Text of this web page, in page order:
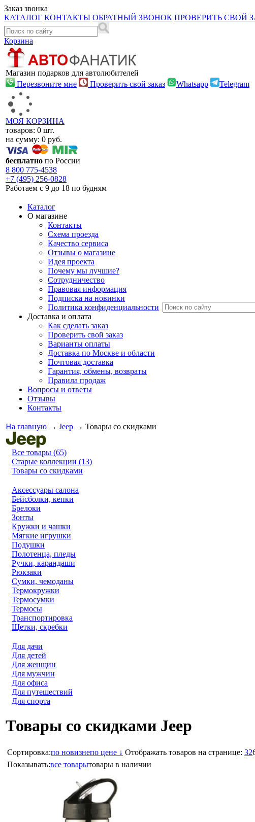
Заказ звонка
КАТАЛОГ КОНТАКТЫ ОБРАТНЫЙ ЗВОНОК ПРОВЕРИТЬ СВОЙ
Корзина
Магазин подарков для автолюбителей
Перезвоните мне
Проверить свой заказ Whatsapp Telegram
МОЯ КОРЗИНА
товаров: 0 шт.
на сумму: 0 руб.
бесплатно по России
8 800 775-4538
+7 (495) 256-0828
Работаем с 9 до 18 по будням
Каталог
О магазине
Контакты
Схема проезда
Качество сервиса
Отзывы о магазине
Идея проекта
Почему мы лучшие?
Сотрудничество
Правовая информация
Подписка на новинки
Политика конфиденциальности
Доставка и оплата
Как сделать заказ
Проверить свой заказ
Варианты оплаты
Доставка по Москве и области
Почтовая доставка
Гарантия, обмены, возвраты
Правила продаж
Вопросы и ответы
Отзывы
Контакты
На главную → Jeep → Товары со скидками
Все товары (65)
Старые коллекции (13)
Товары со скидками
Аксессуары салона
Бейсболки, кепки
Брелоки
Зонты
Кружки и чашки
Мягкие игрушки
Подушки
Полотенца, пледы
Ручки, карандаши
Рюкзаки
Сумки, чемоданы
Термокружки
Термосумки
Термосы
Транспортировка
Щетки, скребки
Для дачи
Для детей
Для женщин
Для мужчин
Для офиса
Для путешествий
Для спорта
Товары со скидками Jeep
Сортировка:по новизнепо цене ↓ Отображать товаров на странице: 32
Показывать:все товарытовары в наличии